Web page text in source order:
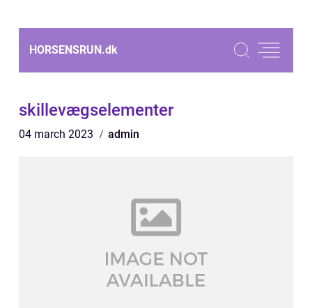
HORSENSRUN.dk
skillevægselementer
04 march 2023 admin